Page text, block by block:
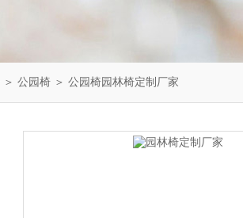
＞ 公园椅 ＞ 公园椅园林椅定制厂家